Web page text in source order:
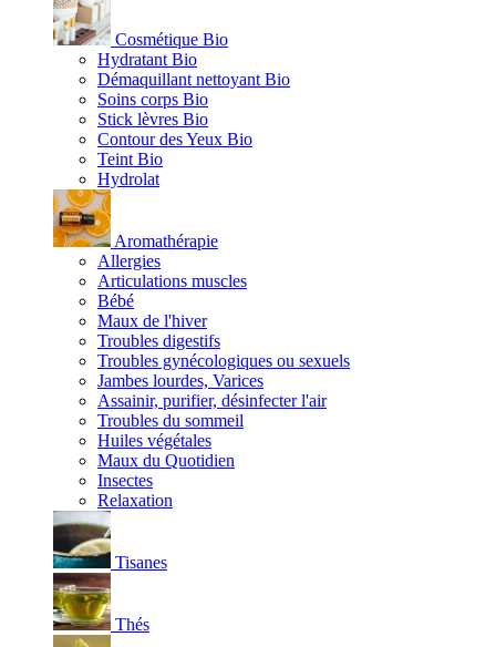
Cosmétique Bio
Hydratant Bio
Démaquillant nettoyant Bio
Soins corps Bio
Stick lèvres Bio
Contour des Yeux Bio
Teint Bio
Hydrolat
Aromathérapie
Allergies
Articulations muscles
Bébé
Maux de l'hiver
Troubles digestifs
Troubles gynécologiques ou sexuels
Jambes lourdes, Varices
Assainir, purifier, désinfecter l'air
Troubles du sommeil
Huiles végétales
Maux du Quotidien
Insectes
Relaxation
Tisanes
Thés